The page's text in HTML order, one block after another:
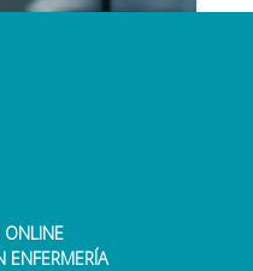
tras pisar la
ONLINE
ENFERMERÍA